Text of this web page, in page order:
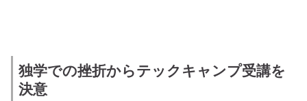
独学での挫折からテックキャンプ受講を
決意